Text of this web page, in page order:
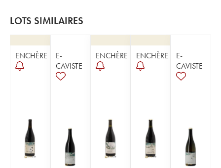
LOTS SIMILAIRES
ENCHÈRE
E-
CAVISTE
ENCHÈRE ENCHÈRE
E-
CAVISTE